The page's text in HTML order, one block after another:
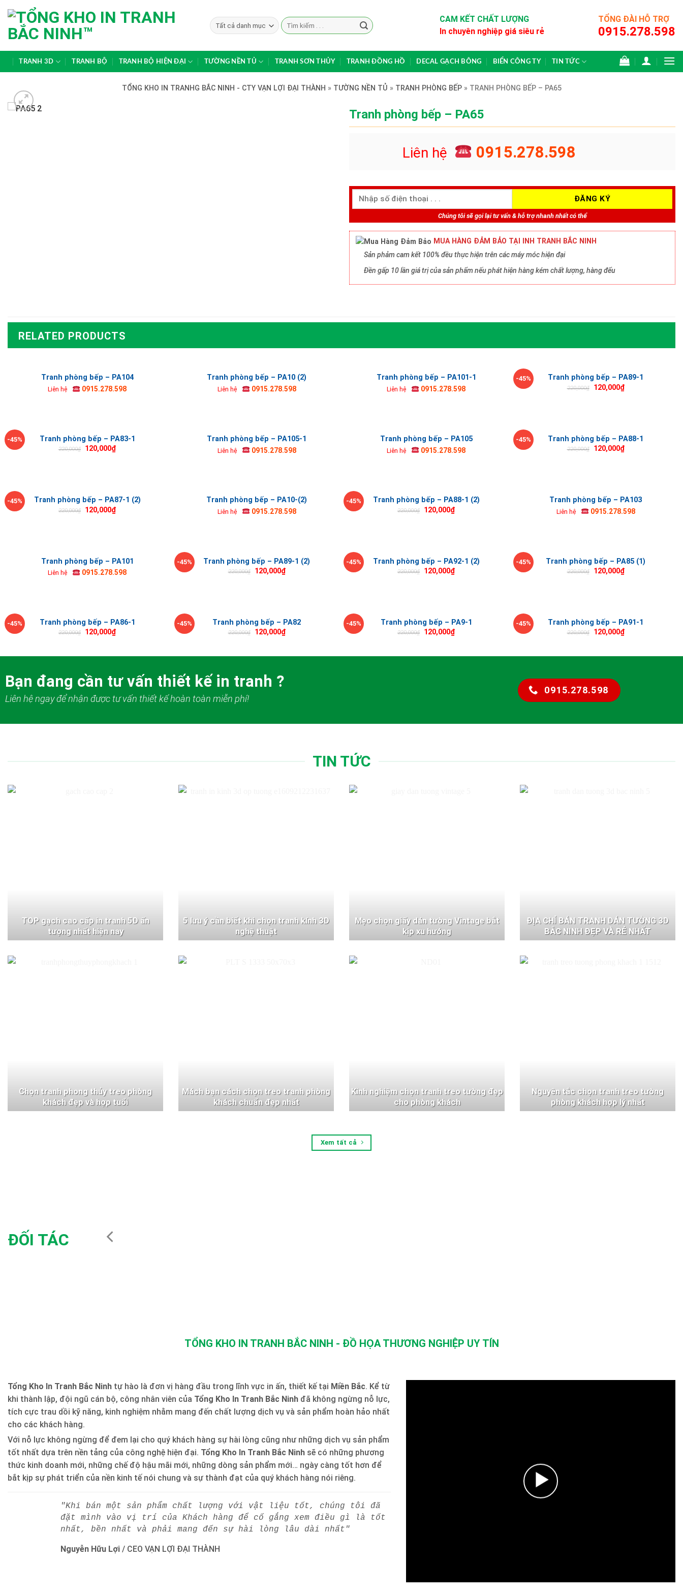
to
content
Search
for:
CAM KẾT CHẤT LƯỢNG
In chuyên nghiệp giá siêu rẻ
TỔNG ĐÀI HỖ TRỢ
0915.278.598
TRANH 3D TRANH BỘ TRANH BỘ HIỆN ĐẠI TƯỜNG NỀN TỦ TRANH SƠN THỦY TRANH ĐỒNG HỒ DECAL GẠCH BÔNG BIỂN CÔNG TY TIN TỨC
TỔNG KHO IN TRANHG BẮC NINH - CTY VẠN LỢI ĐẠI THÀNH » TƯỜNG NỀN TỦ » TRANH PHÒNG BẾP» TRANH PHÒNG BẾP – PA65
Tranh phòng bếp – PA65
Liên hệ 0915.278.598
Chúng tôi sẽ gọi lại tư vấn & hỗ trợ nhanh nhất có thể
MUA HÀNG ĐẢM BẢO TẠI INH TRANH BẮC NINH
Sản phảm cam kết 100% đều thực hiện trên các máy móc hiện đại
Đền gấp 10 lần giá trị của sản phẩm nếu phát hiện hàng kém chất lượng, hàng đểu
RELATED PRODUCTS
Tranh phòng bếp – PA104
Liên hệ 0915.278.598
Tranh phòng bếp – PA10 (2)
Liên hệ 0915.278.598
Tranh phòng bếp – PA101-1
Liên hệ 0915.278.598
-45% Tranh phòng bếp – PA89-1
220,000₫ 120,000₫
-45% Tranh phòng bếp – PA83-1
220,000₫ 120,000₫
Tranh phòng bếp – PA105-1
Liên hệ 0915.278.598
Tranh phòng bếp – PA105
Liên hệ 0915.278.598
-45% Tranh phòng bếp – PA88-1
220,000₫ 120,000₫
-45% Tranh phòng bếp – PA87-1 (2)
220,000₫ 120,000₫
Tranh phòng bếp – PA10-(2)
Liên hệ 0915.278.598
-45% Tranh phòng bếp – PA88-1 (2)
220,000₫ 120,000₫
Tranh phòng bếp – PA103
Liên hệ 0915.278.598
Tranh phòng bếp – PA101
Liên hệ 0915.278.598
-45% Tranh phòng bếp – PA89-1 (2)
220,000₫ 120,000₫
-45% Tranh phòng bếp – PA92-1 (2)
220,000₫ 120,000₫
-45% Tranh phòng bếp – PA85 (1)
220,000₫ 120,000₫
-45% Tranh phòng bếp – PA86-1
220,000₫ 120,000₫
-45% Tranh phòng bếp – PA82
220,000₫ 120,000₫
-45% Tranh phòng bếp – PA9-1
220,000₫ 120,000₫
-45% Tranh phòng bếp – PA91-1
220,000₫ 120,000₫
Bạn đang cần tư vấn thiết kế in tranh ?
Liên hệ ngay để nhận được tư vấn thiết kế hoàn toàn miễn phí!
0915.278.598
TIN TỨC
TOP gạch cao cấp in tranh 5D ấn
tượng nhất hiện nay
5 lưu ý cần biết khi chọn tranh kính 3D
nghệ thuật
Mẹo chọn giấy dán tường Vintage bắt
kịp xu hướng
ĐỊA CHỈ BÁN TRANH DÁN TƯỜNG 3D
BẮC NINH ĐẸP VÀ RẺ NHẤT
Chọn tranh phong thủy treo phòng
khách đẹp và hợp tuổi
Mách bạn cách chọn treo tranh phòng
khách chuẩn đẹp nhất
Kinh nghiệm chọn tranh treo tường đẹp
cho phòng khách
Nguyên tắc chọn tranh treo tường
phòng khách hợp lý nhất
Xem tất cả
ĐỐI TÁC
TỔNG KHO IN TRANH BẮC NINH - ĐỒ HỌA THƯƠNG NGHIỆP UY TÍN
Tổng Kho In Tranh Bắc Ninh tự hào là đơn vị hàng đầu trong lĩnh vực in ấn, thiết kế tại Miền Bắc. Kể từ
khi thành lập, đội ngũ cán bộ, công nhân viên của Tổng Kho In Tranh Bắc Ninh đã không ngừng nỗ lực,
tích cực trau dồi kỹ năng, kinh nghiệm nhằm mang đến chất lượng dịch vụ và sản phẩm hoàn hảo nhất
cho các khách hàng.
Với nỗ lực không ngừng để đem lại cho quý khách hàng sự hài lòng cũng như những dịch vụ sản phẩm
tốt nhất dựa trên nền tảng của công nghệ hiện đại. Tổng Kho In Tranh Bắc Ninh sẽ có những phương
thức kinh doanh mới, những chế độ hậu mãi mới, những dòng sản phẩm mới… ngày càng tốt hơn để
bắt kịp sự phát triển của nền kinh tế nói chung và sự thành đạt của quý khách hàng nói riêng.
"Khi bán một sản phẩm chất lượng với vật liệu tốt, chúng tôi đã
đặt mình vào vị trí của Khách hàng để cố gắng xem điều gì là tốt
nhất, bền nhất và phải mang đến sự hài lòng lâu dài nhất"
Nguyễn Hữu Lợi / CEO VẠN LỢI ĐẠI THÀNH